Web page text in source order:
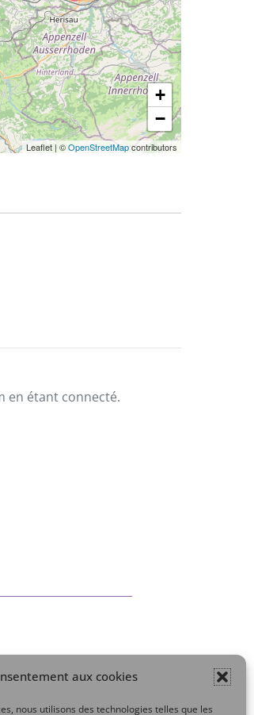
aux cookies
nous utilisons des technologies telles que les
+
−
Leaflet | ©OpenStreetMapcontributors
en étant connecté.
Mon compte